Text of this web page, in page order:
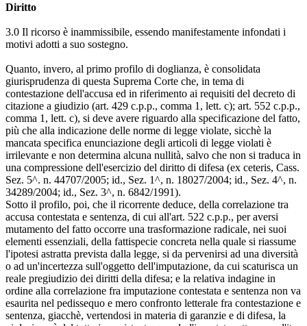
Diritto
3.0 Il ricorso è inammissibile, essendo manifestamente infondati i
motivi adotti a suo sostegno.
Quanto, invero, al primo profilo di doglianza, è consolidata
giurisprudenza di questa Suprema Corte che, in tema di
contestazione dell'accusa ed in riferimento ai requisiti del decreto di
citazione a giudizio (art. 429 c.p.p., comma 1, lett. c); art. 552 c.p.p.,
comma 1, lett. c), si deve avere riguardo alla specificazione del fatto,
più che alla indicazione delle norme di legge violate, sicchè la
mancata specifica enunciazione degli articoli di legge violati è
irrilevante e non determina alcuna nullità, salvo che non si traduca in
una compressione dell'esercizio del diritto di difesa (ex ceteris, Cass.
Sez. 5^. n. 44707/2005; id., Sez. 1^, n. 18027/2004; id., Sez. 4^, n.
34289/2004; id., Sez. 3^, n. 6842/1991).
Sotto il profilo, poi, che il ricorrente deduce, della correlazione tra
accusa contestata e sentenza, di cui all'art. 522 c.p.p., per aversi
mutamento del fatto occorre una trasformazione radicale, nei suoi
elementi essenziali, della fattispecie concreta nella quale si riassume
l'ipotesi astratta prevista dalla legge, si da pervenirsi ad una diversità
o ad un'incertezza sull'oggetto dell'imputazione, da cui scaturisca un
reale pregiudizio dei diritti della difesa; e la relativa indagine in
ordine alla correlazione fra imputazione contestata e sentenza non va
esaurita nel pedissequo e mero confronto letterale fra contestazione e
sentenza, giacchè, vertendosi in materia di garanzie e di difesa, la